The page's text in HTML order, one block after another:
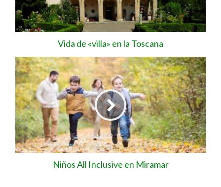
Vida de «villa» en la Toscana
Niños All Inclusive en Miramar